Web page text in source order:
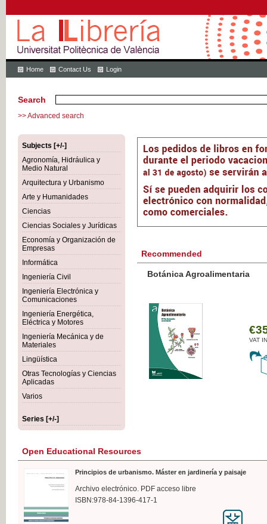
Home Contact Us Login
Search
>> Advanced search
Subjects [+/-]
Agronomía, Hidráulica y
Medio Natural
Arquitectura y Urbanismo
Arte y Humanidades
Ciencias
Ciencias Sociales y Jurídicas
Economía y Organización de
Empresas
Informática
Ingeniería Civil
Ingeniería Electrónica y
Comunicaciones
Ingeniería Energética,
Eléctrica y Motores
Ingeniería Mecánica y de
Materiales
Lingüística
Otras Tecnologías y Ciencias
Aplicadas
Varios
Series [+/-]
Recommended
Botánica Agroalimentaria
VAT
Open Educational Resources
Principios de urbanismo. Máster en jardinería y paisaje
Archivo electrónico. PDF acceso libre
ISBN:978-84-1396-417-1